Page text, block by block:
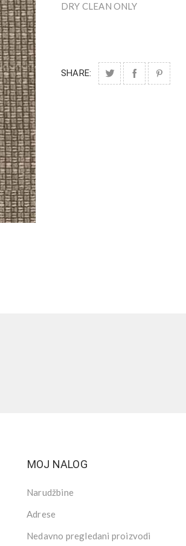
DRY CLEAN ONLY
SHARE:
MOJ NALOG
Narudžbine
Adrese
Nedavno pregledani proizvodi